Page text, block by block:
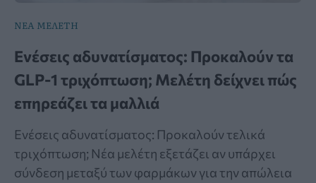
ΝΕΑ ΜΕΛΕΤΗ
Ενέσεις αδυνατίσματος: Προκαλούν τα
GLP-1 τριχόπτωση; Μελέτη δείχνει πώς
επηρεάζει τα μαλλιά
Ενέσεις αδυνατίσματος: Προκαλούν τελικά
τριχόπτωση; Νέα μελέτη εξετάζει αν υπάρχει
σύνδεση μεταξύ των φαρμάκων για την απώλεια